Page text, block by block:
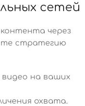
сетей
через
стратегию
на ваших
охвата.